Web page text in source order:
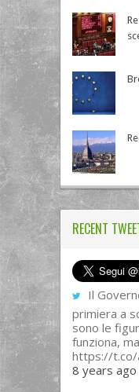
RECENT
Il
primiera a
sono le
funziona,
https://t.co/
8 years ago